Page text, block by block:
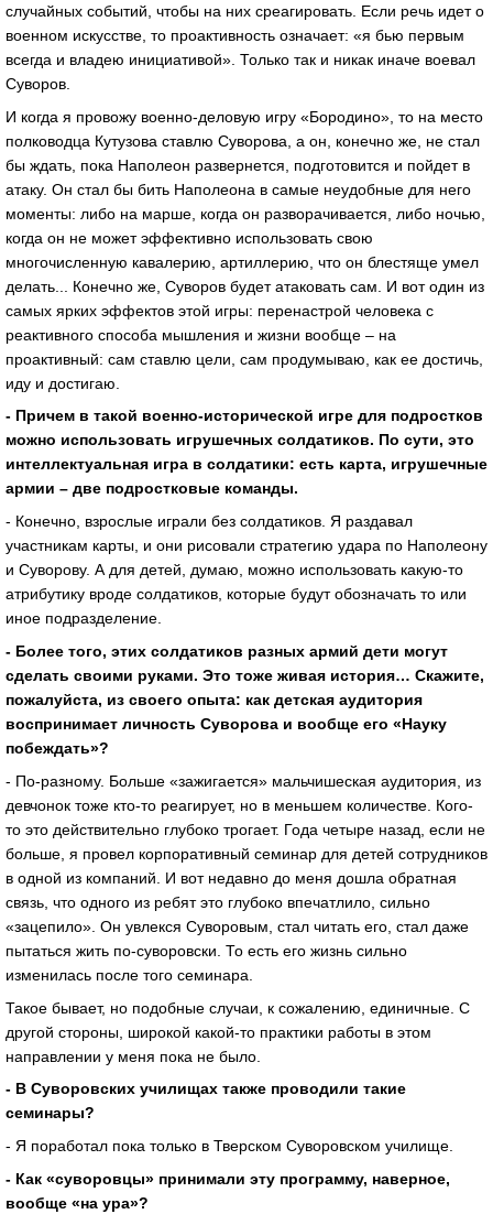
случайных событий, чтобы на них среагировать. Если речь идет о
военном искусстве, то проактивность означает: «я бью первым
всегда и владею инициативой». Только так и никак иначе воевал
Суворов.
И когда я провожу военно-деловую игру «Бородино», то на место
полководца Кутузова ставлю Суворова, а он, конечно же, не стал
бы ждать, пока Наполеон развернется, подготовится и пойдет в
атаку. Он стал бы бить Наполеона в самые неудобные для него
моменты: либо на марше, когда он разворачивается, либо ночью,
когда он не может эффективно использовать свою
многочисленную кавалерию, артиллерию, что он блестяще умел
делать... Конечно же, Суворов будет атаковать сам. И вот один из
самых ярких эффектов этой игры: перенастрой человека с
реактивного способа мышления и жизни вообще – на
проактивный: сам ставлю цели, сам продумываю, как ее достичь,
иду и достигаю.
- Причем в такой военно-исторической игре для подростков
можно использовать игрушечных солдатиков. По сути, это
интеллектуальная игра в солдатики: есть карта, игрушечные
армии – две подростковые команды.
- Конечно, взрослые играли без солдатиков. Я раздавал
участникам карты, и они рисовали стратегию удара по Наполеону
и Суворову. А для детей, думаю, можно использовать какую-то
атрибутику вроде солдатиков, которые будут обозначать то или
иное подразделение.
- Более того, этих солдатиков разных армий дети могут
сделать своими руками. Это тоже живая история… Скажите,
пожалуйста, из своего опыта: как детская аудитория
воспринимает личность Суворова и вообще его «Науку
побеждать»?
- По-разному. Больше «зажигается» мальчишеская аудитория, из
девчонок тоже кто-то реагирует, но в меньшем количестве. Кого-
то это действительно глубоко трогает. Года четыре назад, если не
больше, я провел корпоративный семинар для детей сотрудников
в одной из компаний. И вот недавно до меня дошла обратная
связь, что одного из ребят это глубоко впечатлило, сильно
«зацепило». Он увлекся Суворовым, стал читать его, стал даже
пытаться жить по-суворовски. То есть его жизнь сильно
изменилась после того семинара.
Такое бывает, но подобные случаи, к сожалению, единичные. С
другой стороны, широкой какой-то практики работы в этом
направлении у меня пока не было.
- В Суворовских училищах также проводили такие
семинары?
- Я поработал пока только в Тверском Суворовском училище.
- Как «суворовцы» принимали эту программу, наверное,
вообще «на ура»?